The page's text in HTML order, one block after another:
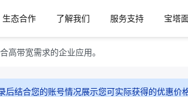
生态合作 了解我们 服务支持
宝塔
高带宽需求的企业应用。
后结合您的账号情况展示您可实际获得的优惠价